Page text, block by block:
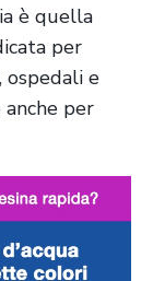
è quella
per
ospedali e
per